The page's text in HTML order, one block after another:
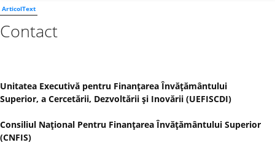
ArticolText
Contact
Unitatea Executivă pentru Finanţarea Învăţământului
Superior, a Cercetării, Dezvoltării şi Inovării (UEFISCDI)
Consiliul Naţional Pentru Finanţarea Învăţământului Superior
(CNFIS)